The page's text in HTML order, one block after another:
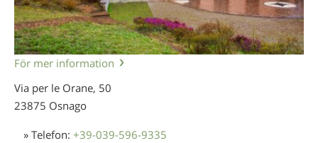
För mer information
Via per le Orane, 50
23875 Osnago
» Telefon: +39-039-596-9335